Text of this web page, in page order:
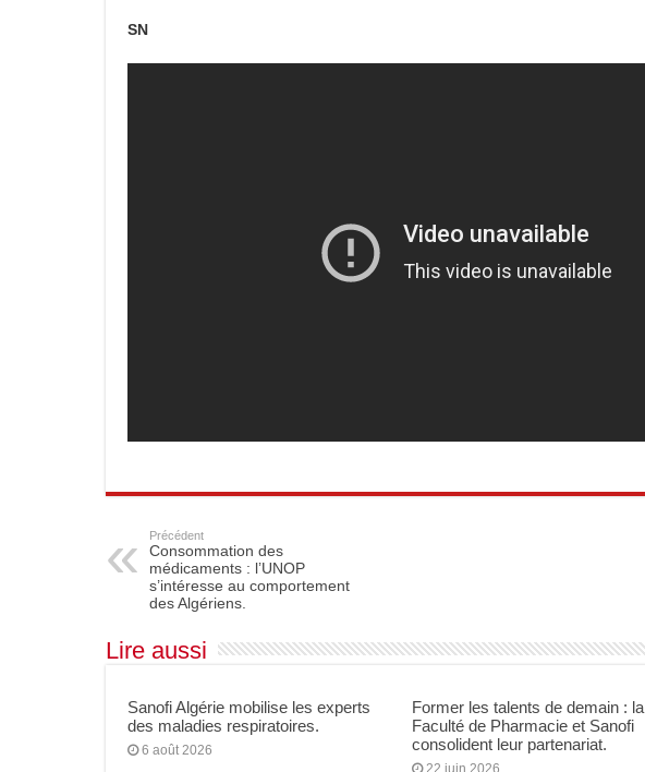
SN
Précédent
Consommation des
médicaments : l’UNOP
s’intéresse au comportement
des Algériens.
Lire aussi
Sanofi Algérie mobilise les experts
des maladies respiratoires.
6 août 2026
Former les talents de demain : la
Faculté de Pharmacie et Sanofi
consolident leur partenariat.
22 juin 2026